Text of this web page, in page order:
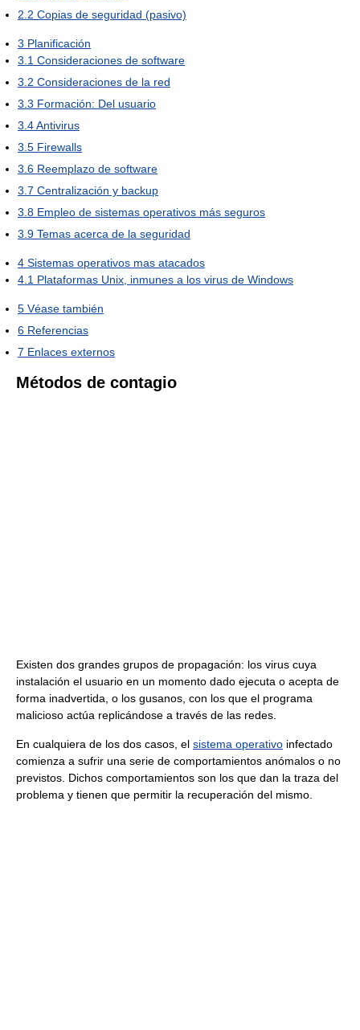
2.2 Copias de seguridad (pasivo)
3 Planificación
3.1 Consideraciones de software
3.2 Consideraciones de la red
3.3 Formación: Del usuario
3.4Antivirus
3.5 Firewalls
3.6 Reemplazo de software
3.7 Centralización y backup
3.8 Empleo de sistemas operativos más seguros
3.9 Temas acerca de la seguridad
4 Sistemas operativos mas atacados
4.1 Plataformas Unix, inmunes a los virus de Windows
5 Véase también
6 Referencias
7 Enlaces externos
Métodos de contagio
Existen dos grandes grupos de propagación: los virus cuya
instalación el usuario en un momento dado ejecuta o acepta de
forma inadvertida, o los gusanos, con los que el programa
malicioso actúa replicándose a través de las redes.
En cualquiera de los dos casos, el sistema operativo infectado
comienza a sufrir una serie de comportamientos anómalos o no
previstos. Dichos comportamientos son los que dan la traza del
problema y tienen que permitir la recuperación del mismo.